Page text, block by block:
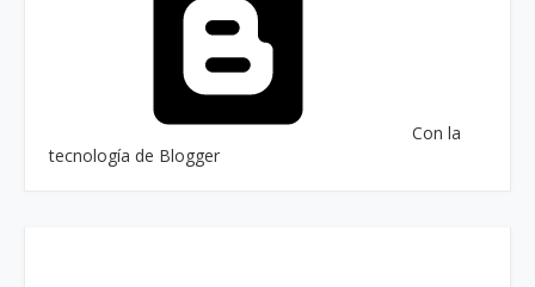
Con la
tecnología de Blogger